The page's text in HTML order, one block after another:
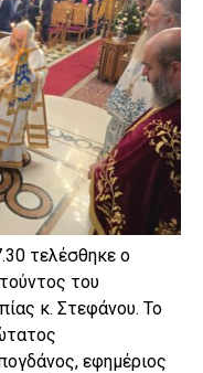
τελέσθηκε ο
του
κ. Στεφάνου. Το
εφημέριος